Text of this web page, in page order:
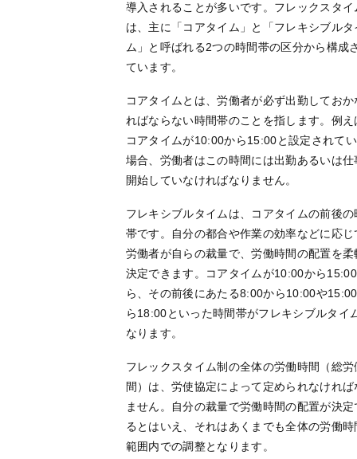
導入されることが多いです。フレックスタイ
は、主に「コアタイム」と「フレキシブルタ
ム」と呼ばれる2つの時間帯の区分から構成
ています。
コアタイムとは、労働者が必ず出勤しておか
ればならない時間帯のことを指します。例え
コアタイムが10:00から15:00と設定されて
場合、労働者はこの時間には出勤あるいは仕
開始していなければなりません。
フレキシブルタイムは、コアタイムの前後の
帯です。自分の都合や作業の効率などに応じ
労働者が自らの裁量で、労働時間の配置を柔
決定できます。コアタイムが10:00から
ら、その前後にあたる8:00から10:00や
ら18:00といった時間帯がフレキシブルタイ
なります。
フレックスタイム制の全体の労働時間（総労
間）は、労使協定によって定められなければ
ません。自分の裁量で労働時間の配置が決定
るとはいえ、それはあくまでも全体の労働時
範囲内での調整となります。